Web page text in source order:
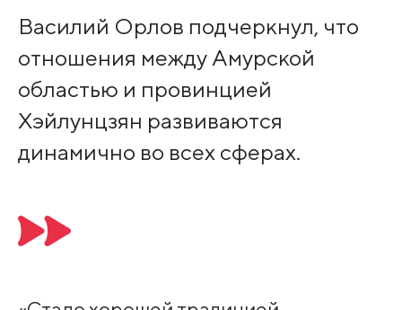
Василий Орлов подчеркнул, что
отношения между Амурской
областью и провинцией
Хэйлунцзян развиваются
динамично во всех сферах.